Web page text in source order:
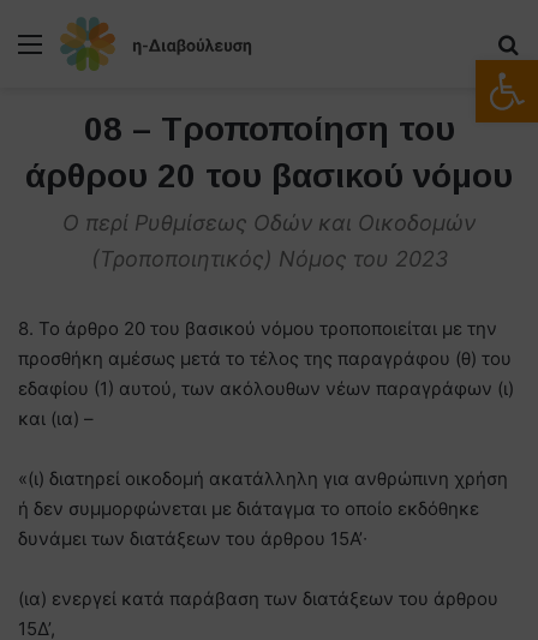
Μενού
08 – Τροποποίηση του
άρθρου 20 του βασικού νόμου
Ο περί Ρυθμίσεως Οδών και Οικοδομών
(Τροποποιητικός) Νόμος του 2023
8. Το άρθρο 20 του βασικού νόμου τροποποιείται με την
προσθήκη αμέσως μετά το τέλος της παραγράφου (θ) του
εδαφίου (1) αυτού, των ακόλουθων νέων παραγράφων (ι)
και (ια) –
«(ι) διατηρεί οικοδομή ακατάλληλη για ανθρώπινη χρήση
ή δεν συμμορφώνεται με διάταγμα το οποίο εκδόθηκε
δυνάμει των διατάξεων του άρθρου 15Α’∙
(ια) ενεργεί κατά παράβαση των διατάξεων του άρθρου
15Δ’,